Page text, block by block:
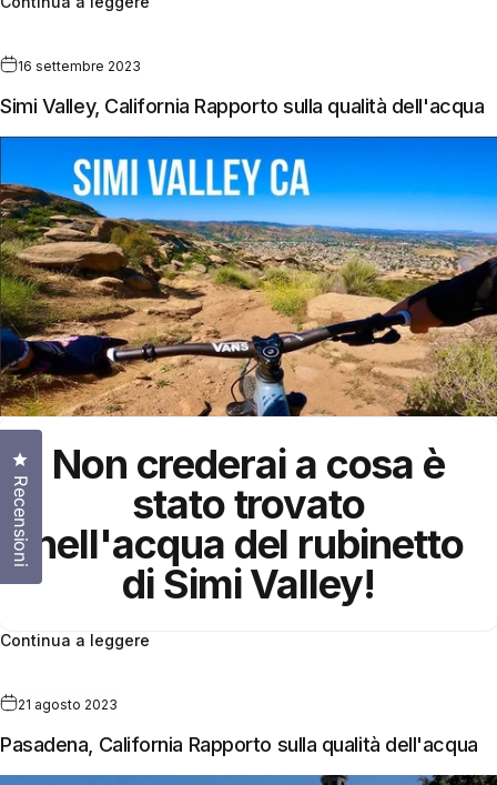
16 settembre 2023
Simi Valley, California Rapporto sulla qualità dell'acqua
Non crederai a cosa è
stato trovato
nell'acqua del rubinetto
di Simi Valley!
Continua a leggere
21 agosto 2023
Pasadena, California Rapporto sulla qualità dell'acqua
Recensioni
Clicca per aprire la finestra delle recensioni